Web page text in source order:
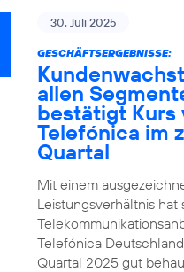
30. Juli 2025
GESCHÄFTSERGEBNISSE:
allen
bestätigt Kurs
Telefónica im
Quartal
Mit einem
Leistungsverhältnis hat
Telefónica
Quartal 2025 gut